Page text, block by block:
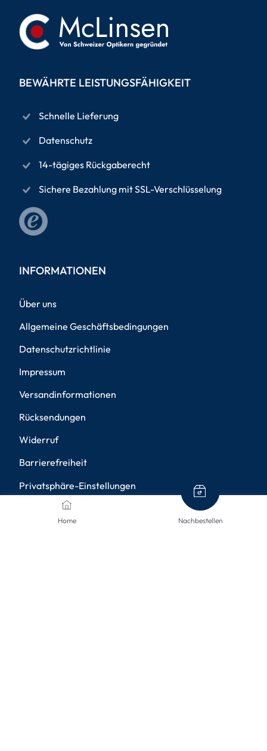
Home Nachbestellen
BEWÄHRTE LEISTUNGSFÄHIGKEIT
Schnelle Lieferung
Datenschutz
14-tägiges Rückgaberecht
Sichere Bezahlung mit SSL-Verschlüsselung
INFORMATIONEN
Über uns
Allgemeine Geschäftsbedingungen
Datenschutzrichtlinie
Impressum
Versandinformationen
Rücksendungen
Widerruf
Barrierefreiheit
Privatsphäre-Einstellungen
ZAHLUNGSMETHODEN